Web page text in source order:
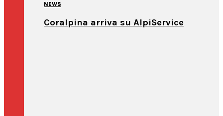
NEWS
Coralpina arriva su AlpiService